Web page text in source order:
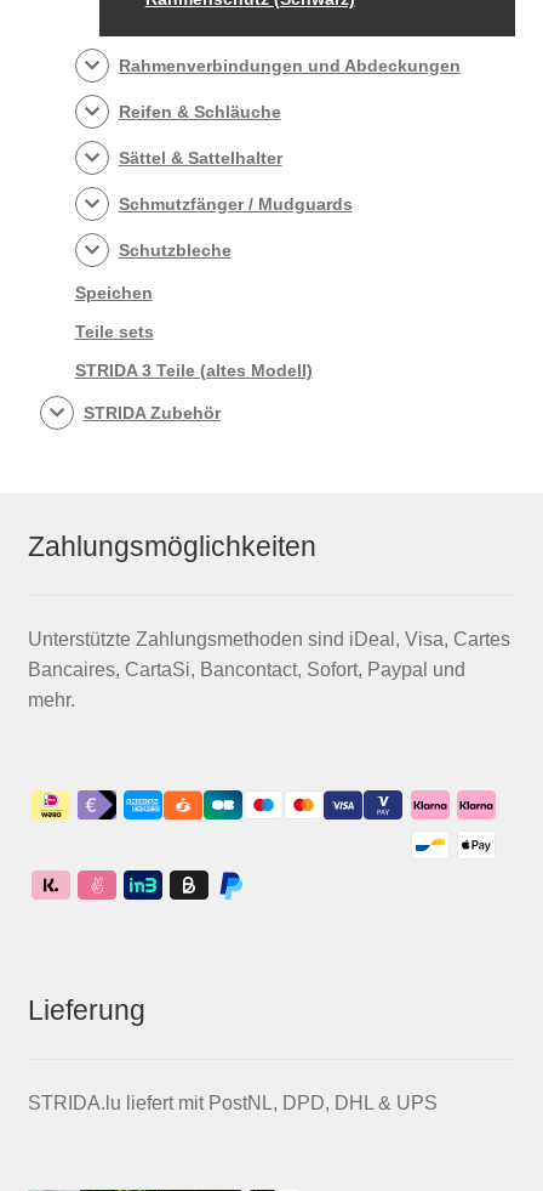
Rahmenverbindungen und Abdeckungen
Reifen & Schläuche
Sättel & Sattelhalter
Schmutzfänger / Mudguards
Schutzbleche
Speichen
Teile sets
STRIDA 3 Teile (altes Modell)
STRIDA Zubehör
Zahlungsmöglichkeiten
Unterstützte Zahlungsmethoden sind iDeal, Visa, Cartes
Bancaires, CartaSi, Bancontact, Sofort, Paypal und
mehr.
Lieferung
STRIDA.lu liefert mit PostNL, DPD, DHL & UPS